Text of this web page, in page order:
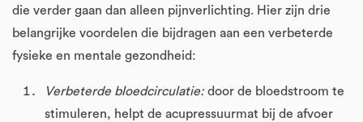
die verder gaan dan alleen pijnverlichting. Hier zijn drie
belangrijke voordelen die bijdragen aan een verbeterde
fysieke en mentale gezondheid:
Verbeterde bloedcirculatie: door de bloedstroom te
stimuleren, helpt de acupressuurmat bij de afvoer